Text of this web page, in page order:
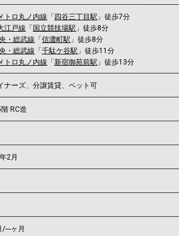
トロ丸ノ内線 「 四谷三丁目駅 」徒歩7分
江戸線 「 国立競技場駅 」徒歩8分
・総武線 「信濃町駅 」徒歩8分
・総武線 「千駄ケ谷駅 」徒歩11分
トロ丸ノ内線 「新宿御苑前駅 」徒歩13分
ナーズ、分譲賃貸、ペット可
RC造
2月
/---ヶ月